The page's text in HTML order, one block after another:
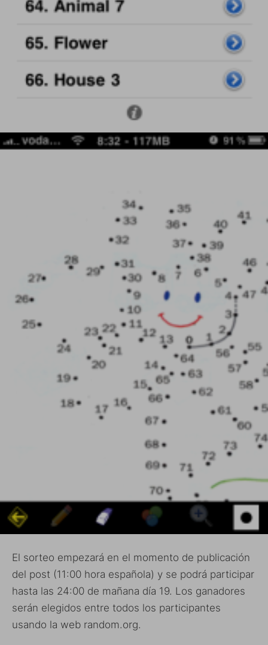
El sorteo empezará en el momento de publicación
del post (11:00 hora española) y se podrá participar
hasta las 24:00 de mañana día 19. Los ganadores
serán elegidos entre todos los participantes
usando la web random.org.